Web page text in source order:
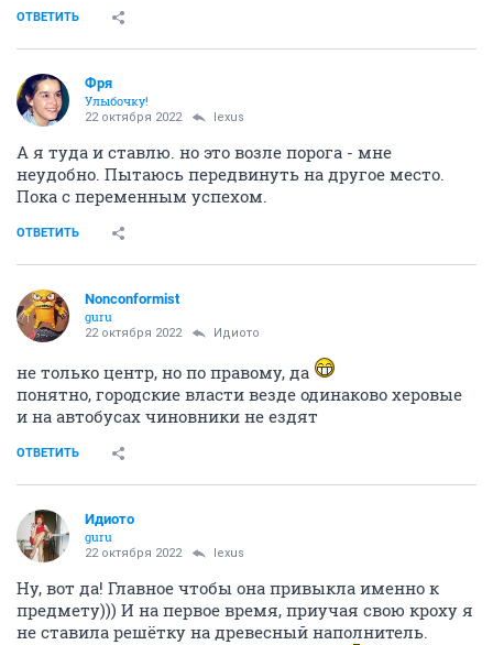
ОТВЕТИТЬ
Фря
Улыбочку!
22 октября 2022 lexus
А я туда и ставлю. но это возле порога - мне
неудобно. Пытаюсь передвинуть на другое место.
Пока с переменным успехом.
ОТВЕТИТЬ
Nonconformist
guru
22 октября 2022 Идиото
не только центр, но по правому, да
понятно, городские власти везде одинаково херовые
и на автобусах чиновники не ездят
ОТВЕТИТЬ
Идиото
guru
22 октября 2022 lexus
Ну, вот да! Главное чтобы она привыкла именно к
предмету))) И на первое время, приучая свою кроху я
не ставила решётку на древесный наполнитель.